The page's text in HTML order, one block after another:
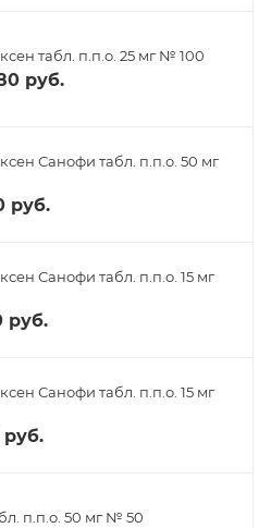
табл. п.п.о. 25 мг № 100
руб.
Санофи табл. п.п.о. 50 мг
руб.
Санофи табл. п.п.о. 15 мг
руб.
Санофи табл. п.п.о. 15 мг
руб.
п.п.о. 50 мг № 50